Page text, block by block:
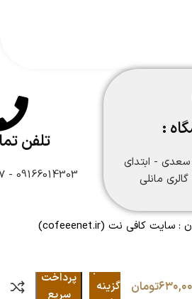
:
سعدی - ابتدای
مانلی
تلفن
09166014303 - 09166108747
: سایت کافی نت (cofeeenet.ir)
تومان
انتخاب
گزینه
پرداخت
سریع